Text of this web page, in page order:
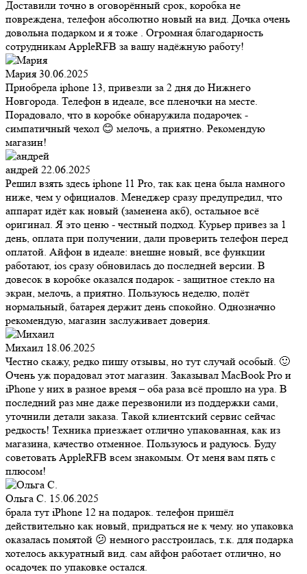
Доставили точно в оговорённый срок, коробка не
повреждена, телефон абсолютно новый на вид. Дочка очень
довольна подарком и я тоже . Огромная благодарность
сотрудникам AppleRFB за вашу надёжную работу!
Мария 30.06.2025
Приобрела iphone 13, привезли за 2 дня до Нижнего
Новгорода. Телефон в идеале, все пленочки на месте.
Порадовало, что в коробке обнаружила подарочек -
симпатичный чехол 😊 мелочь, а приятно. Рекомендую
магазин!
андрей 22.06.2025
Решил взять здесь iphone 11 Pro, так как цена была намного
ниже, чем у официалов. Менеджер сразу предупредил, что
аппарат идёт как новый (заменена акб), остальное всё
оригинал. Я это ценю - честный подход. Курьер привез за 1
день, оплата при получении, дали проверить телефон перед
оплатой. Айфон в идеале: внешне новый, все функции
работают, ios сразу обновилась до последней версии. В
довесок в коробке оказался подарок - защитное стекло на
экран, мелочь, а приятно. Пользуюсь неделю, полёт
нормальный, батарея держит день спокойно. Однозначно
рекомендую, магазин заслуживает доверия.
Михаил 18.06.2025
Честно скажу, редко пишу отзывы, но тут случай особый. 🙂
Очень уж порадовал этот магазин. Заказывал MacBook Pro и
iPhone у них в разное время – оба раза всё прошло на ура. В
последний раз мне даже перезвонили из поддержки сами,
уточнили детали заказа. Такой клиентский сервис сейчас
редкость! Техника приезжает отлично упакованная, как из
магазина, качество отменное. Пользуюсь и радуюсь. Буду
советовать AppleRFB всем знакомым. От меня вам пять с
плюсом!
Ольга С. 15.06.2025
брала тут iPhone 12 на подарок. телефон пришёл
действительно как новый, придраться не к чему. но упаковка
оказалась помятой 😕 немного расстроилась, т.к. для подарка
хотелось аккуратный вид. сам айфон работает отлично, но
осадочек по упаковке остался.